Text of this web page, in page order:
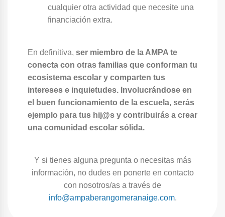
cualquier otra actividad que necesite una
financiación extra.
En definitiva, ser miembro de la AMPA te
conecta con otras familias que conforman tu
ecosistema escolar y comparten tus
intereses e inquietudes. Involucrándose en
el buen funcionamiento de la escuela, serás
ejemplo para tus hij@s y contribuirás a crear
una comunidad escolar sólida.
Y si tienes alguna pregunta o necesitas más
información, no dudes en ponerte en contacto
con nosotros/as a través de
info@ampaberangomeranaige.com.